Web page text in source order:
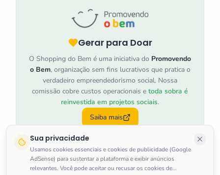
Sua privacidade
Usamos cookies essenciais e cookies de publicidade (Google
AdSense) para sustentar a plataforma e exibir anúncios
relevantes. Você pode aceitar ou recusar os cookies de
Gerar para Doar
O Shopping do Bem é uma iniciativa do Promovendo
o Bem, organização sem fins lucrativos que pratica o
verdadeiro empreendedorismo social. Nossa
comissão cobre custos operacionais e toda sobra é
reinvestida em projetos sociais.
Saiba mais